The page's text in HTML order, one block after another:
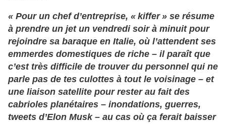
« Pour un chef d’entreprise, « kiffer » se résume
à prendre un jet un vendredi soir à minuit pour
rejoindre sa baraque en Italie, où l’attendent ses
emmerdes domestiques de riche – il paraît que
c’est très difficile de trouver du personnel qui ne
parle pas de tes culottes à tout le voisinage – et
une liaison satellite pour rester au fait des
cabrioles planétaires – inondations, guerres,
tweets d’Elon Musk – au cas où ça ferait baisser